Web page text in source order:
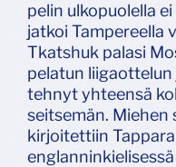
pelin ulkopuolella
jatkoi Tampereella
Tkatshuk palasi
pelatun liigaottelun
tehnyt yhteensä
seitsemän. Miehen
kirjoitettiin